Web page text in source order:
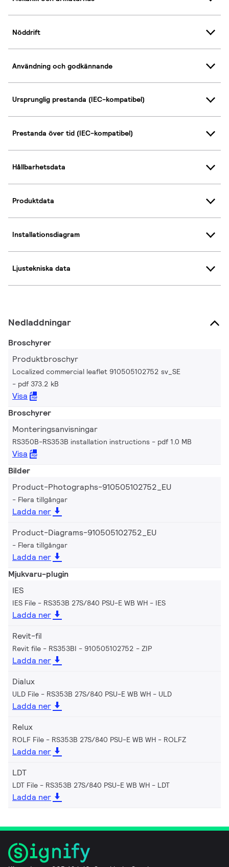
Nöddrift
Användning och godkännande
Ursprunglig prestanda (IEC-kompatibel)
Prestanda över tid (IEC-kompatibel)
Hållbarhetsdata
Produktdata
Installationsdiagram
Ljustekniska data
Nedladdningar
Broschyrer
Produktbroschyr
Localized commercial leaflet 910505102752 sv_SE
pdf 373.2 kB
Visa
Broschyrer
Monteringsanvisningar
RS350B-RS353B installation instructions pdf 1.0 MB
Visa
Bilder
Product-Photographs-910505102752_EU
Flera tillgångar
Ladda ner
Product-Diagrams-910505102752_EU
Flera tillgångar
Ladda ner
Mjukvaru-plugin
IES
IES File - RS353B 27S/840 PSU-E WB WH IES
Ladda ner
Revit-fil
Revit file - RS353BI - 910505102752 ZIP
Ladda ner
Dialux
ULD File - RS353B 27S/840 PSU-E WB WH ULD
Ladda ner
Relux
ROLF File - RS353B 27S/840 PSU-E WB WH ROLFZ
Ladda ner
LDT
LDT File - RS353B 27S/840 PSU-E WB WH LDT
Ladda ner